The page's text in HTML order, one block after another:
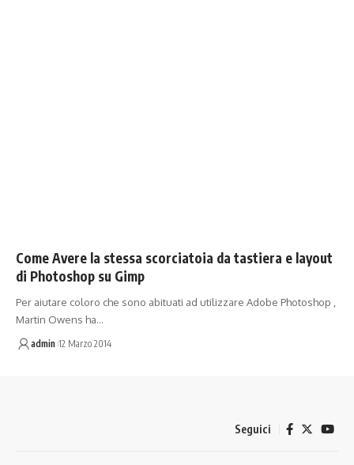
Come Avere la stessa scorciatoia da tastiera e layout
di Photoshop su Gimp
Per aiutare coloro che sono abituati ad utilizzare Adobe Photoshop ,
Martin Owens ha…
admin 12 Marzo 2014
Seguici